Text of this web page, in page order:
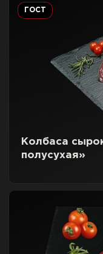
ГОСТ
Колбаса
полусухая»